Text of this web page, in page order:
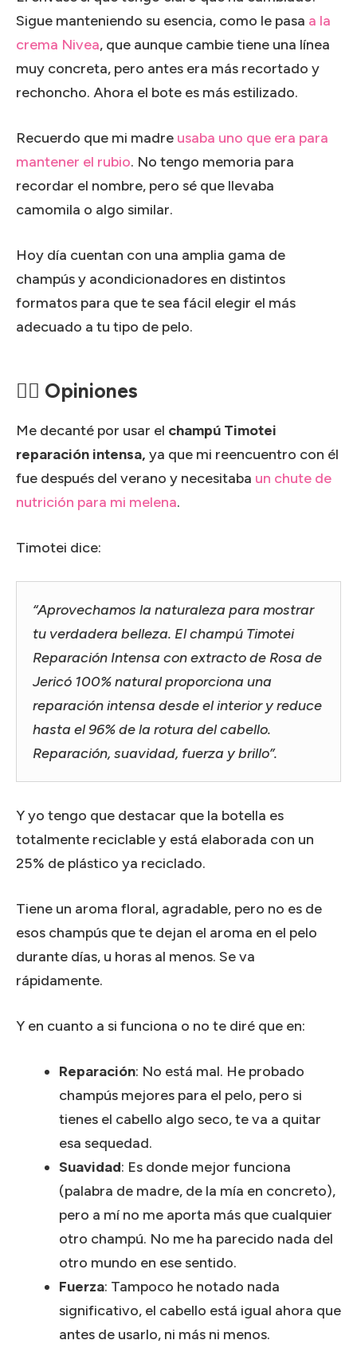
Sigue manteniendo su esencia, como le pasa a la
crema Nivea, que aunque cambie tiene una línea
muy concreta, pero antes era más recortado y
rechoncho. Ahora el bote es más estilizado.
Recuerdo que mi madre usaba uno que era para
mantener el rubio. No tengo memoria para
recordar el nombre, pero sé que llevaba
camomila o algo similar.
Hoy día cuentan con una amplia gama de
champús y acondicionadores en distintos
formatos para que te sea fácil elegir el más
adecuado a tu tipo de pelo.
🙋‍♀️ Opiniones
Me decanté por usar el champú Timotei
reparación intensa, ya que mi reencuentro con él
fue después del verano y necesitaba un chute de
nutrición para mi melena.
Timotei dice:
“Aprovechamos la naturaleza para mostrar
tu verdadera belleza. El champú Timotei
Reparación Intensa con extracto de Rosa de
Jericó 100% natural proporciona una
reparación intensa desde el interior y reduce
hasta el 96% de la rotura del cabello.
Reparación, suavidad, fuerza y brillo”.
Y yo tengo que destacar que la botella es
totalmente reciclable y está elaborada con un
25% de plástico ya reciclado.
Tiene un aroma floral, agradable, pero no es de
esos champús que te dejan el aroma en el pelo
durante días, u horas al menos. Se va
rápidamente.
Y en cuanto a si funciona o no te diré que en:
Reparación: No está mal. He probado
champús mejores para el pelo, pero si
tienes el cabello algo seco, te va a quitar
esa sequedad.
Suavidad: Es donde mejor funciona
(palabra de madre, de la mía en concreto),
pero a mí no me aporta más que cualquier
otro champú. No me ha parecido nada del
otro mundo en ese sentido.
Fuerza: Tampoco he notado nada
significativo, el cabello está igual ahora que
antes de usarlo, ni más ni menos.